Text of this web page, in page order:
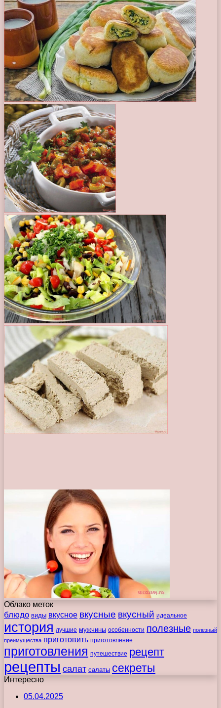
Облако меток
блюдо виды вкусное вкусные вкусный идеальное
история лучшие мужчины особенности полезные полезный
преимущества приготовить приготовление
приготовления путешествие рецепт
рецепты салат салаты секреты
Интересно
05.04.2025